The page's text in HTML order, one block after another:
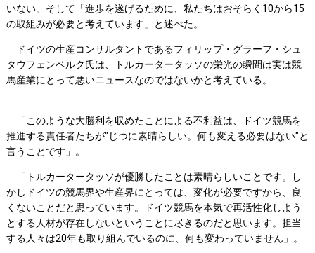
いない。そして「進歩を遂げるために、私たちはおそらく10から15
の取組みが必要と考えています」と述べた。
ドイツの生産コンサルタントであるフィリップ・グラーフ・シュ
タウフェンベルク氏は、トルカータータッソの栄光の瞬間は実は競
馬産業にとって悪いニュースなのではないかと考えている。
「このような大勝利を収めたことによる不利益は、ドイツ競馬を
推進する責任者たちが"じつに素晴らしい。何も変える必要はない"と
言うことです」。
「トルカータータッソが優勝したことは素晴らしいことです。し
かしドイツの競馬界や生産界にとっては、変化が必要ですから、良
くないことだと思っています。ドイツ競馬を本気で再活性化しよう
とする人材が存在しないということに尽きるのだと思います。担当
する人々は20年も取り組んでいるのに、何も変わっていません」。